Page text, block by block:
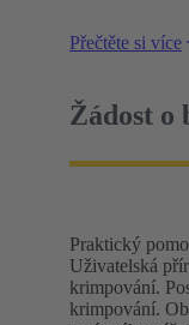
Přečtěte si více
Žádost o
Praktický
Uživatelská
krimpování.
krimpování.